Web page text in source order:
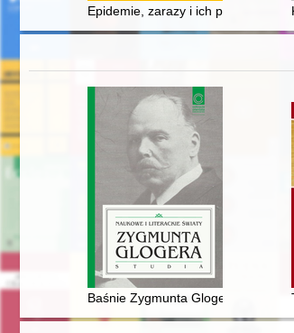
Epidemie, zarazy i ich patroni :
Baśnie Zygmunta Glogera w